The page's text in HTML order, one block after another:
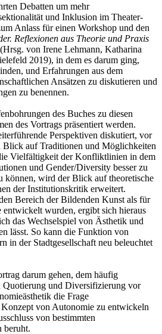
Debatten um mehr
und Inklusion im Theater-
Anlass für einen Workshop und den
Reflexionen aus Theorie und Praxis
(Hrsg. von Irene Lehmann, Katharina
2019), in dem es darum ging,
und Erfahrungen aus dem
Ansätzen zu diskutieren und
zu benennen.
des Buches zu diesen
des Vortrags präsentiert werden.
Perspektiven diskutiert, vor
Blick auf Traditionen und Möglichkeiten
Vielfältigkeit der Konfliktlinien in dem
und Gender/Diversity besser zu
können, wird der Blick auf theoretische
der Institutionskritik erweitert.
Bereich der Bildenden Kunst als für
wurden, ergibt sich hieraus
das Wechselspiel von Ästhetik und
lässt. So kann die Funktion von
in der Stadtgesellschaft neu beleuchtet
darum gehen, dem häufig
Quotierung und Diversifizierung vor
die Frage
von Autonomie zu entwickeln
von bestimmten
beruht.